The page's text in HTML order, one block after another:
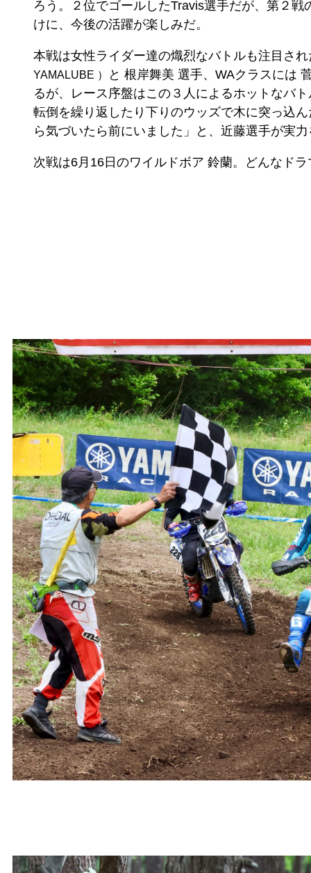
ろう。２位でゴールしたTravis選手だが、第２
けに、今後の活躍が楽しみだ。
本戦は女性ライダー達の熾烈なバトルも注目さ
YAMALUBE ）
と 根岸舞美 選手、WAクラスには
るが、レース序盤はこの３人によるホットなバ
転倒を繰り返したり下りのウッズで木に突っ込
ら気づいたら前にいました」と、近藤選手が実
次戦は6月16日のワイルドボア 鈴蘭。どんなド